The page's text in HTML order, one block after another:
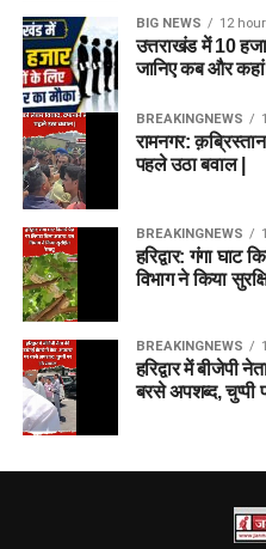
BIG NEWS 12
उत्तराखंड में 10
जानिए कब और
BREAKINGNEWS
रामनगर:
पहले उठा बवाल |
BREAKINGNEWS
हरिद्वार: गंगा घाट
विभाग ने किया
BREAKINGNEWS
हरिद्वार में बीजेपी
बरसे अपशब्द, चुप्पी